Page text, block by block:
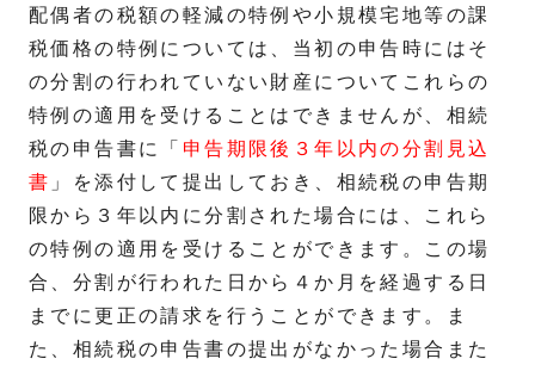
配偶者の税額の軽減の特例や小規模宅地等の課
税価格の特例については、当初の申告時にはそ
の分割の行われていない財産についてこれらの
特例の適用を受けることはできませんが、相続
税の申告書に「 申告期限後３年以内の分割見込
書 」を添付して提出しておき、相続税の申告期
限から３年以内に分割された場合には、これら
の特例の適用を受けることができます。この場
合、分割が行われた日から４か月を経過する日
までに更正の請求を行うことができます。ま
た、相続税の申告書の提出がなかった場合また